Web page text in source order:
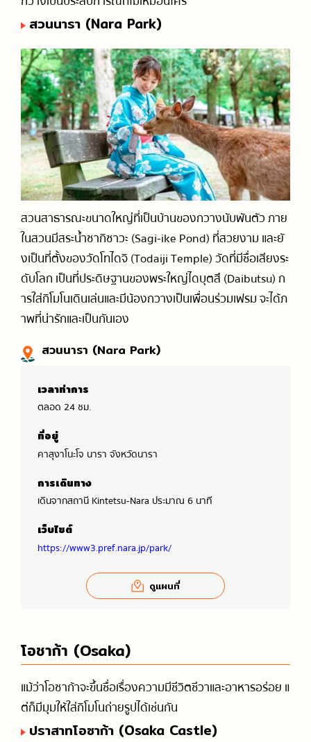
สวนนารา (Nara Park)
สวนสาธารณะขนาดใหญ่ที่เป็นบ้านของกวางนับพันตัว ภาย
ในสวนมีสระน้ำซากิซาวะ (Sagi-ike Pond) ที่สวยงาม และยั
งเป็นที่ตั้งของวัดโทไดจิ (Todaiji Temple) วัดที่มีชื่อเสียงระ
ดับโลก เป็นที่ประดิษฐานของพระใหญ่ไดบุตสึ (Daibutsu) ก
ารใส่กิโมโนเดินเล่นและมีน้องกวางเป็นเพื่อนร่วมเฟรม จะได้ภ
าพที่น่ารักและเป็นกันเอง
สวนนารา (Nara Park)
เวลาทำการ
ตลอด 24 ชม.
ที่อยู่
คาสุงาโนะโจ นารา จังหวัดนารา
การเดินทาง
เดินจากสถานี Kintetsu-Nara ประมาณ 6 นาที
เว็บไซต์
https://www3.pref.nara.jp/park/
ดูแผนที่
โอซาก้า (Osaka)
แม้ว่าโอซาก้าจะขึ้นชื่อเรื่องความมีชีวิตชีวาและอาหารอร่อย แ
ต่ก็มีมุมให้ใส่กิโมโนถ่ายรูปได้เช่นกัน
ปราสาทโอซาก้า (Osaka Castle)